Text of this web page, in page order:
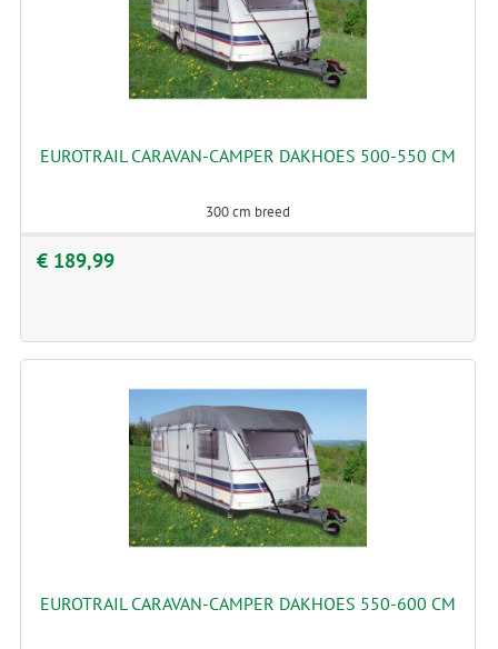
EUROTRAIL CARAVAN-CAMPER DAKHOES 500-550 CM
300 cm breed
€ 189,99
EUROTRAIL CARAVAN-CAMPER DAKHOES 550-600 CM